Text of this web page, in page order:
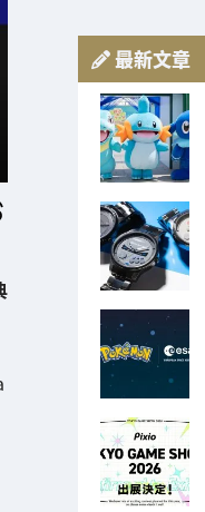
最新文章